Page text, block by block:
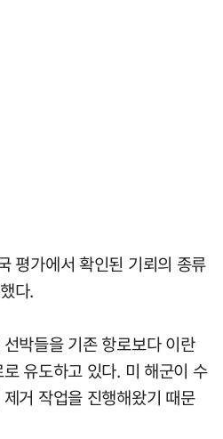
평가에서 확인된 기뢰의 종류
다.
박들을 기존 항로보다 이란
유도하고 있다. 미 해군이 수
거 작업을 진행해왔기 때문